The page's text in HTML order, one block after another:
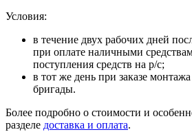
Условия:
в течение двух рабочих дней
при оплате наличными
поступления средств на р/с;
в тот же день при заказе
бригады.
Более подробно о стоимости и
разделе доставка и оплата.